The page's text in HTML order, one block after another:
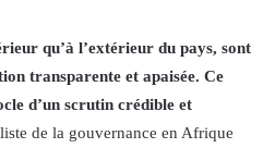
qu’à l’extérieur du pays, sont
transparente et apaisée. Ce
d’un scrutin crédible et
de la gouvernance en Afrique